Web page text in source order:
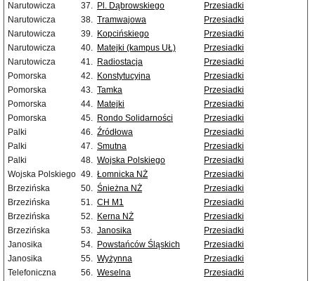
Narutowicza
37. Pl. Dąbrowskiego
Przesiadki
Narutowicza
38. Tramwajowa
Przesiadki
Narutowicza
39. Kopcińskiego
Przesiadki
Narutowicza
40. Matejki (kampus UŁ)
Przesiadki
Narutowicza
41. Radiostacja
Przesiadki
Pomorska
42. Konstytucyjna
Przesiadki
Pomorska
43. Tamka
Przesiadki
Pomorska
44. Matejki
Przesiadki
Pomorska
45. Rondo Solidarności
Przesiadki
Palki
46. Źródłowa
Przesiadki
Palki
47. Smutna
Przesiadki
Palki
48. Wojska Polskiego
Przesiadki
Wojska Polskiego 49. Łomnicka NŻ
Przesiadki
Brzezińska
50. Śnieżna NŻ
Przesiadki
Brzezińska
51. CH M1
Przesiadki
Brzezińska
52. Kerna NŻ
Przesiadki
Brzezińska
53. Janosika
Przesiadki
Janosika
54. Powstańców Śląskich
Przesiadki
Janosika
55. Wyżynna
Przesiadki
Telefoniczna
56. Weselna
Przesiadki